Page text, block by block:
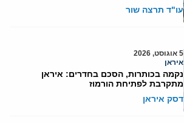
עו"ד תרצה שור
5 אוגוסט, 2026
איראן
נקמה בכותרות, הסכם בחדרים: איראן
מתקרבת לפתיחת הורמוז
דסק איראן